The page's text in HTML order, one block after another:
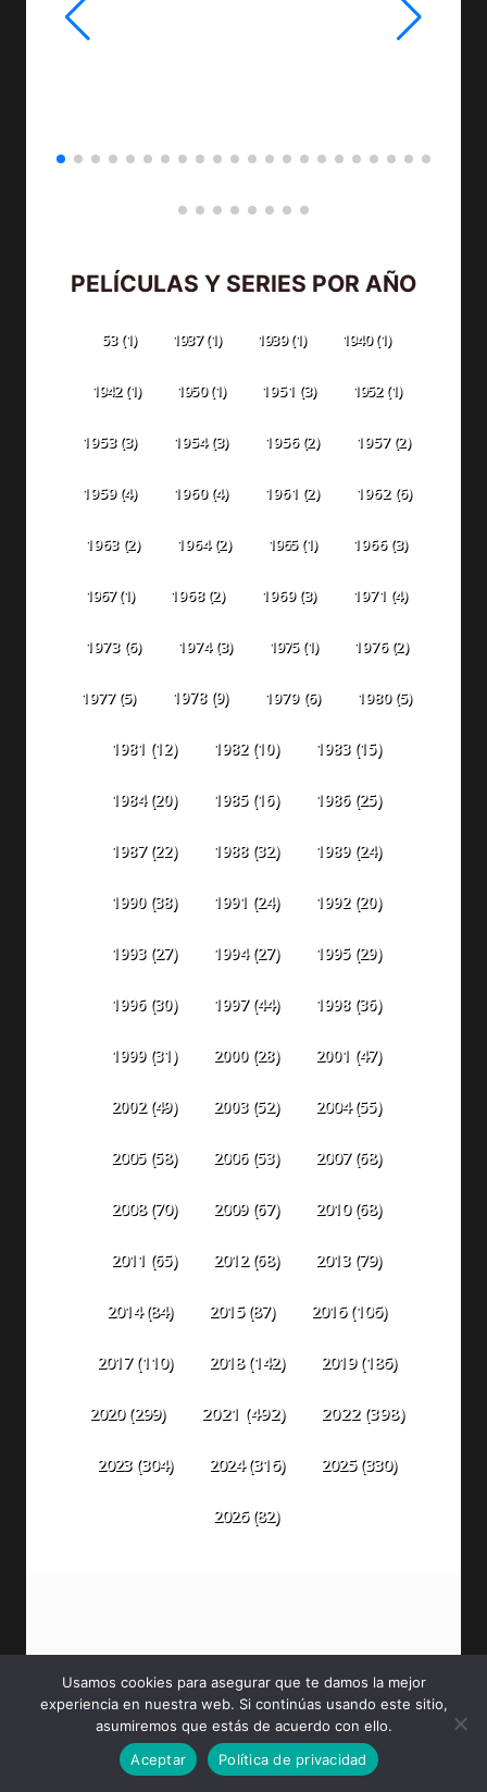
PELÍCULAS Y SERIES POR AÑO
53(1) 1937(1) 1939(1) 1940(1)
1942(1) 1950(1) 1951 (3) 1952(1)
1953(3) 1954(3) 1956(2) 1957(2)
1959(4) 1960(4) 1961 (2) 1962(6)
1963 (2) 1964(2) 1965(1) 1966(3)
1967(1) 1968(2) 1969(3) 1971 (4)
1973(6) 1974(3) 1975(1) 1976(2)
1977(5) 1978(9) 1979(6) 1980(5)
1981 (12) 1982(10) 1983(15)
1984(20) 1985(16) 1986(25)
1987(22) 1988(32) 1989(24)
1990(38) 1991 (24) 1992(20)
1993(27) 1994(27) 1995(29)
1996(30) 1997(44) 1998(36)
1999(31) 2000(28) 2001 (47)
2002(49) 2003(52) 2004(55)
2005(58) 2006(53) 2007(68)
2008(70) 2009(67) 2010(68)
2011 (65) 2012(68) 2013(79)
2014(84) 2015(87) 2016(106)
2017(110) 2018(142) 2019(186)
2020(299) 2021 (492) 2022(398)
2023(304) 2024(316) 2025(330)
2026(82)
PELÍCULAS DE MARVEL
SPIDER-MAN: UN NUEVO DÍA [2026] (Spider-Man:
Usamos cookies para asegurar que te damos la mejor
experiencia en nuestra web. Si continúas usando este sitio,
asumiremos que estás de acuerdo con ello.
Aceptar
Política de privacidad